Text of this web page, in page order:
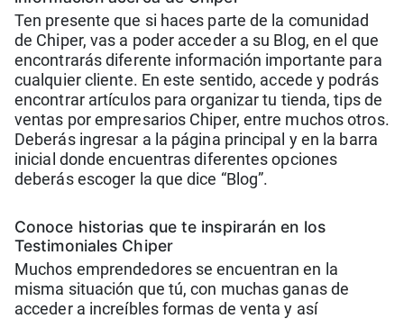
Ten presente que si haces parte de la comunidad
de Chiper, vas a poder acceder a su Blog, en el que
encontrarás diferente información importante para
cualquier cliente. En este sentido, accede y podrás
encontrar artículos para organizar tu tienda, tips de
ventas por empresarios Chiper, entre muchos otros.
Deberás ingresar a la página principal y en la barra
inicial donde encuentras diferentes opciones
deberás escoger la que dice “Blog”.
Conoce historias que te inspirarán en los
Testimoniales Chiper
Muchos emprendedores se encuentran en la
misma situación que tú, con muchas ganas de
acceder a increíbles formas de venta y así